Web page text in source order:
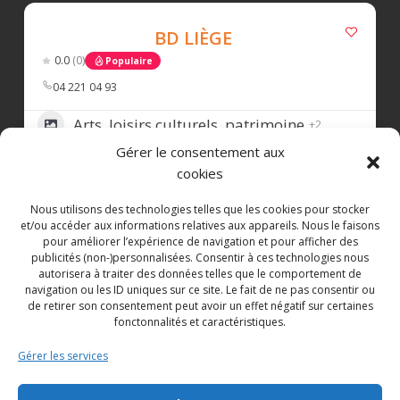
Gérer le consentement aux
cookies
Nous utilisons des technologies telles que les cookies pour stocker
et/ou accéder aux informations relatives aux appareils. Nous le faisons
pour améliorer l’expérience de navigation et pour afficher des
publicités (non-)personnalisées. Consentir à ces technologies nous
autorisera à traiter des données telles que le comportement de
navigation ou les ID uniques sur ce site. Le fait de ne pas consentir ou
de retirer son consentement peut avoir un effet négatif sur certaines
fonctonnalités et caractéristiques.
Gérer les services
Le salon de dégustationDarcis Chocolatier
est heureux de vous accueillir du mardi au
samedi, de 10 h à 18 h, pour une pause
pâtisseries et macarons Darcis, glace artisanale
emblématiques de la Maison.
Rendez-vous Rue des Dominicains 20, à
Liège.
#BelgianChocolate#chocolat#chocolate
#madeinbelgium#chocolatliege
Avec le soutien de la
BD LIÈGE
0.0 (0) Populaire
04 221 04 93
Arts, loisirs culturels, patrimoine +2
LES TRESORS DU PALAIS
0.0 (0)€€€€ Populaire
Zone d’implantation
0497268319
48